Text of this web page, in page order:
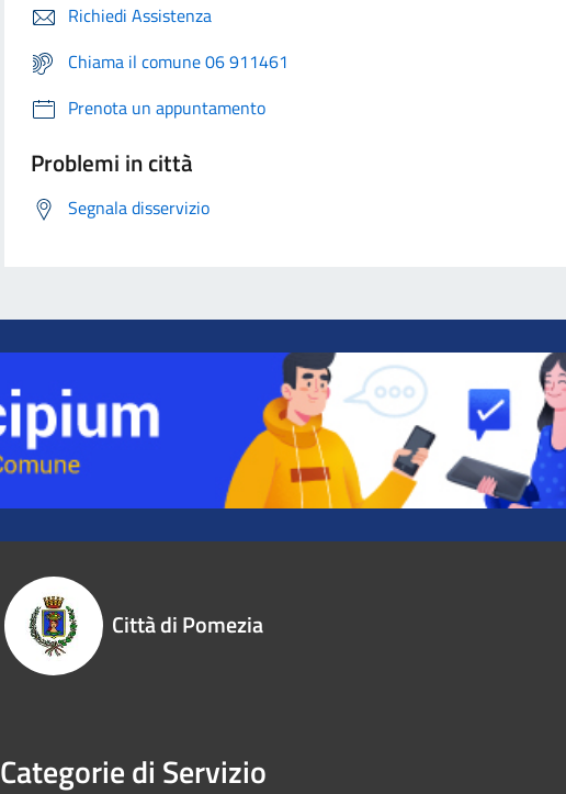
Richiedi Assistenza
Chiama il comune 06 911461
Prenota un appuntamento
Problemi in città
Segnala disservizio
Città di Pomezia
Categorie di Servizio